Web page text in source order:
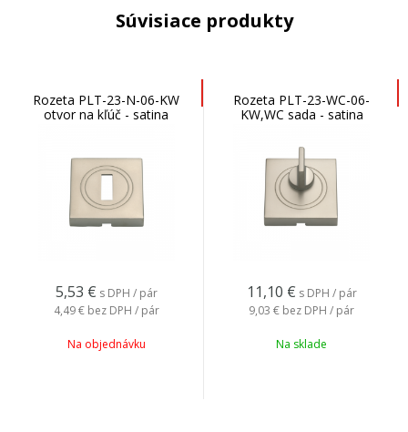
Súvisiace produkty
Rozeta PLT-23-N-06-KW
otvor na kľúč - satina
5,53 € s DPH / pár
4,49 € bez DPH / pár
Na objednávku
Rozeta PLT-23-WC-06-
KW,WC sada - satina
11,10 € s DPH / pár
9,03 € bez DPH / pár
Na sklade